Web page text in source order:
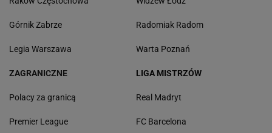
Górnik Zabrze
Legia Warszawa
Radomiak Radom
Warta Poznań
ZAGRANICZNE
Polacy za granicą
Premier League
LIGA MISTRZÓW
Real Madryt
FC Barcelona